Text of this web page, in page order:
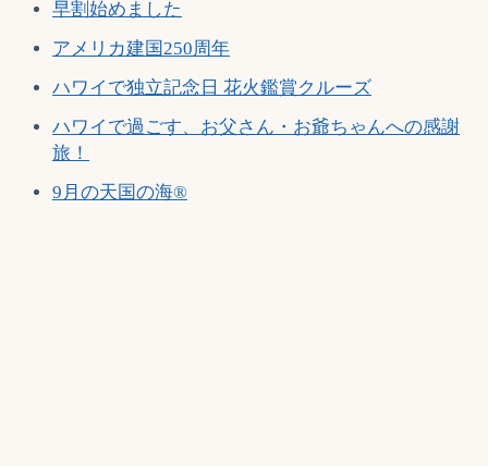
早割始めました
アメリカ建国250周年
ハワイで独立記念日 花火鑑賞クルーズ
ハワイで過ごす、お父さん・お爺ちゃんへの感謝
旅！
9月の天国の海®